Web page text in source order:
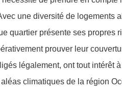
une diversité de logements
quartier présente ses propres
prouver leur
légalement, ont tout intérêt
climatiques de la région